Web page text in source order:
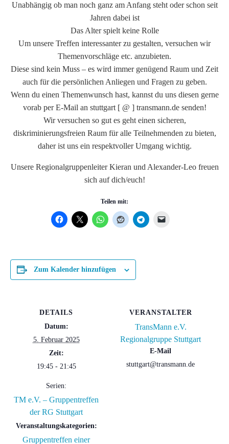
Unabhängig ob man noch ganz am Anfang steht oder schon seit
Jahren dabei ist
Das Alter spielt keine Rolle
Um unsere Treffen interessanter zu gestalten, versuchen wir
Themenvorschläge etc. anzubieten.
Diese sind kein Muss – es wird immer genügend Raum und Zeit
auch für die persönlichen Anliegen und Fragen zu geben.
Wenn du einen Themenwunsch hast, kannst du uns diesen gerne
vorab per E-Mail an stuttgart [ @ ] transmann.de senden!
Wir versuchen so gut es geht einen sicheren,
diskriminierungsfreien Raum für alle Teilnehmenden zu bieten,
daher ist uns ein respektvoller Umgang wichtig.
Unsere Regionalgruppenleiter Kieran und Alexander-Leo freuen
sich auf dich/euch!
Teilen mit:
Zum Kalender hinzufügen
DETAILS
Datum:
5. Februar 2025
Zeit:
19:45 - 21:45
Serien:
TM e.V. – Gruppentreffen
der RG Stuttgart
Veranstaltungskategorien:
Gruppentreffen einer
VERANSTALTER
TransMann e.V.
Regionalgruppe Stuttgart
E-Mail
stuttgart@transmann.de